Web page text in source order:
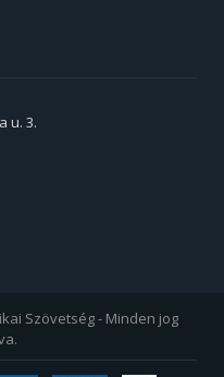
u. 3.
Szövetség - Minden jog